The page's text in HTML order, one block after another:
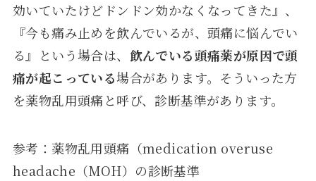
効いていたけどドンドン効かなくなってきた』、
『今も痛み止めを飲んでいるが、頭痛に悩んでい
る』という場合は、 飲んでいる頭痛薬が原因で頭
痛が起こっている場合があります。そういった方
を薬物乱用頭痛と呼び、診断基準があります。
参考：薬物乱用頭痛（medication overuse
headache（MOH）の診断基準